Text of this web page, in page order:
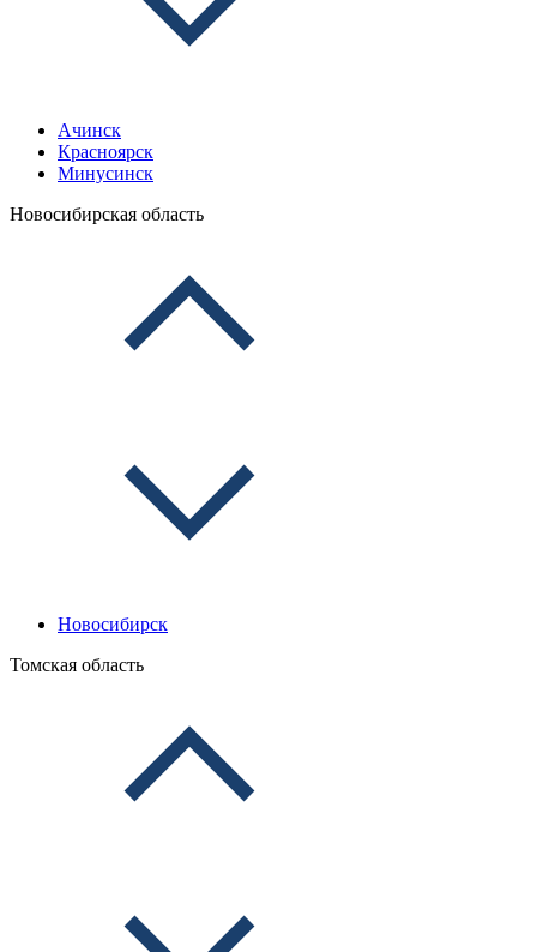
Ачинск
Красноярск
Минусинск
Новосибирская область
Новосибирск
Томская область